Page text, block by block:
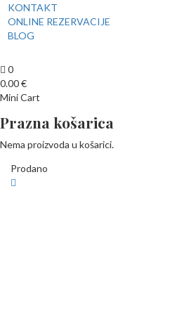
KONTAKT
ONLINE REZERVACIJE
BLOG
0
0.00€
Mini Cart
Prazna košarica
Nema proizvoda u košarici.
Prodano